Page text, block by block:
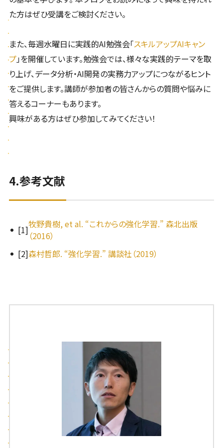
た方はぜひ受講をご検討ください。
また、毎週水曜日に実践的AI勉強会「スキルアップAIキャン
プ」を開催しています。勉強会では、様々な実践的テーマを取
り上げ、データ分析・AI開発の実務力アップにつながるヒント
をご提供します。講師が参加者の皆さんからの質問や悩みに
答えるコーナーもあります。
興味がある方はぜひ参加してみてください！
4.参考文献
[1]牧野貴樹, et al. “これからの強化学習.” 森北出版
（2016）
[2]森村哲郎. “強化学習.” 講談社（2019）